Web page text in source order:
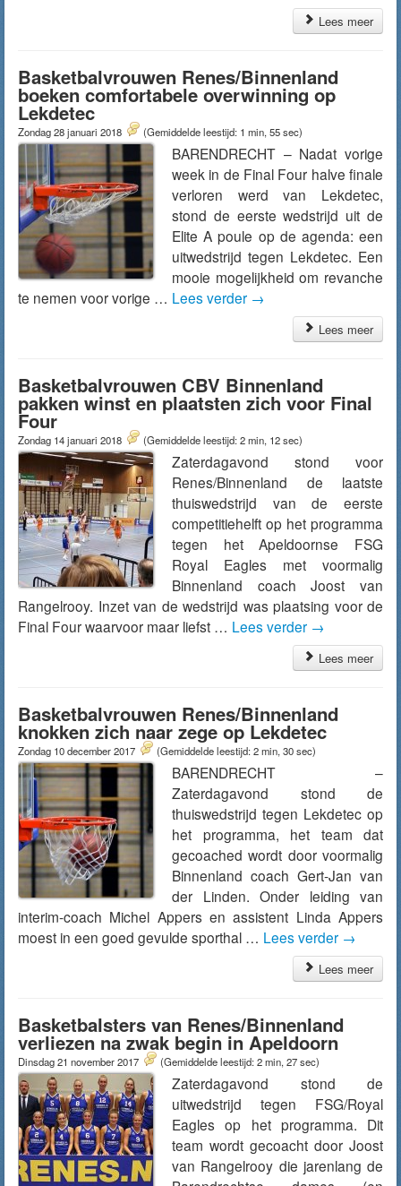
Lees meer
Basketbalvrouwen Renes/Binnenland
boeken comfortabele overwinning op
Lekdetec
Zondag 28 januari 2018 (Gemiddelde leestijd: 1 min, 55 sec)
BARENDRECHT – Nadat vorige
week in de Final Four halve finale
verloren werd van Lekdetec,
stond de eerste wedstrijd uit de
Elite A poule op de agenda: een
uitwedstrijd tegen Lekdetec. Een
mooie mogelijkheid om revanche
te nemen voor vorige … Lees verder →
Lees meer
Basketbalvrouwen CBV Binnenland
pakken winst en plaatsten zich voor Final
Four
Zondag 14 januari 2018 (Gemiddelde leestijd: 2 min, 12 sec)
Zaterdagavond stond voor
Renes/Binnenland de laatste
thuiswedstrijd van de eerste
competitiehelft op het programma
tegen het Apeldoornse FSG
Royal Eagles met voormalig
Binnenland coach Joost van
Rangelrooy. Inzet van de wedstrijd was plaatsing voor de
Final Four waarvoor maar liefst … Lees verder →
Lees meer
Basketbalvrouwen Renes/Binnenland
knokken zich naar zege op Lekdetec
Zondag 10 december 2017 (Gemiddelde leestijd: 2 min, 30 sec)
BARENDRECHT –
Zaterdagavond stond de
thuiswedstrijd tegen Lekdetec op
het programma, het team dat
gecoached wordt door voormalig
Binnenland coach Gert-Jan van
der Linden. Onder leiding van
interim-coach Michel Appers en assistent Linda Appers
moest in een goed gevulde sporthal … Lees verder →
Lees meer
Basketbalsters van Renes/Binnenland
verliezen na zwak begin in Apeldoorn
Dinsdag 21 november 2017 (Gemiddelde leestijd: 2 min, 27 sec)
Zaterdagavond stond de
uitwedstrijd tegen FSG/Royal
Eagles op het programma. Dit
team wordt gecoacht door Joost
van Rangelrooy die jarenlang de